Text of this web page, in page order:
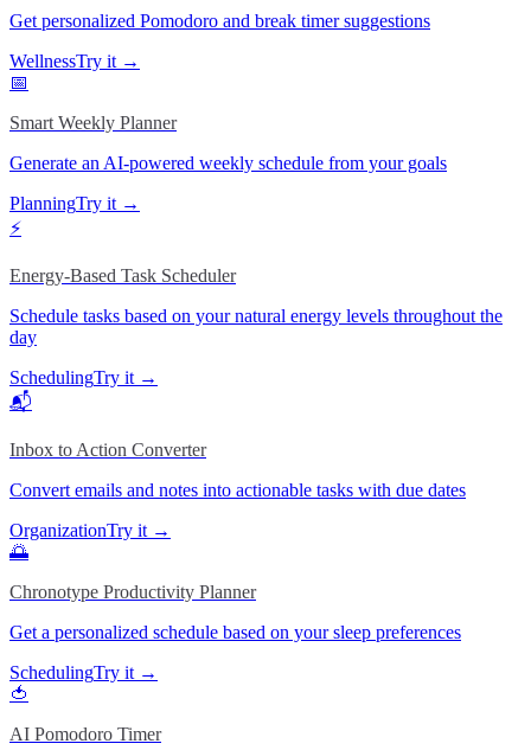
Get personalized Pomodoro and break timer suggestions
WellnessTry it →
📅
Smart Weekly Planner
Generate an AI-powered weekly schedule from your goals
PlanningTry it →
⚡
Energy-Based Task Scheduler
Schedule tasks based on your natural energy levels throughout the
day
SchedulingTry it →
📬
Inbox to Action Converter
Convert emails and notes into actionable tasks with due dates
OrganizationTry it →
🌅
Chronotype Productivity Planner
Get a personalized schedule based on your sleep preferences
SchedulingTry it →
🍅
AI Pomodoro Timer